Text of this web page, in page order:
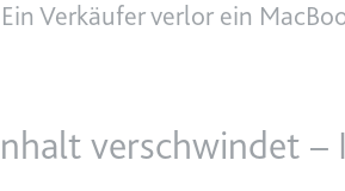
senden. Erfasst den
behalten.
Verkäufer verlor ein
verschwindet –